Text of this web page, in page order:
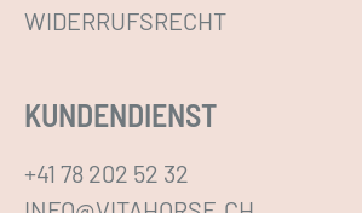
WIDERRUFSRECHT
KUNDENDIENST
+41 78 202 52 32